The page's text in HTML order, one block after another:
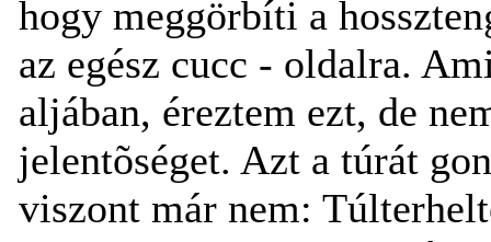
hogy meggörbíti a
az egész cucc - oldalra.
aljában, éreztem ezt, de
jelentõséget. Azt a túrát
viszont már nem: